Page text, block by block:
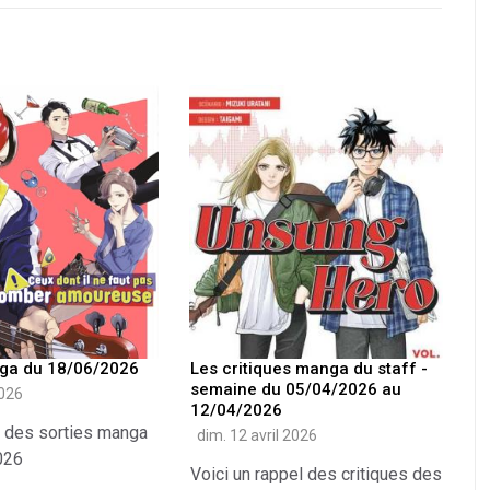
du 18/06/2026
sorties manga
Les critiques manga du staff -
semaine du 05/04/2026 au
12/04/2026
dim. 12 avril 2026
Voici un rappel des critiques des